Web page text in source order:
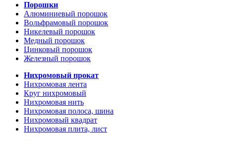
Порошки
Алюминиевый порошок
Вольфрамовый порошок
Никелевый порошок
Медный порошок
Цинковый порошок
Железный порошок
Нихромовый прокат
Нихромовая лента
Круг нихромовый
Нихромовая нить
Нихромовая полоса, шина
Нихромовый квадрат
Нихромовая плита, лист